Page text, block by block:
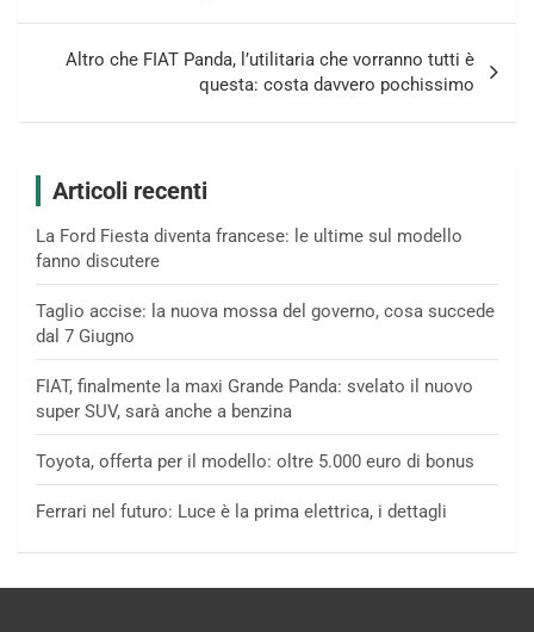
Altro che FIAT Panda, l’utilitaria che vorranno tutti è
questa: costa davvero pochissimo
Articoli recenti
La Ford Fiesta diventa francese: le ultime sul modello
fanno discutere
Taglio accise: la nuova mossa del governo, cosa succede
dal 7 Giugno
FIAT, finalmente la maxi Grande Panda: svelato il nuovo
super SUV, sarà anche a benzina
Toyota, offerta per il modello: oltre 5.000 euro di bonus
Ferrari nel futuro: Luce è la prima elettrica, i dettagli